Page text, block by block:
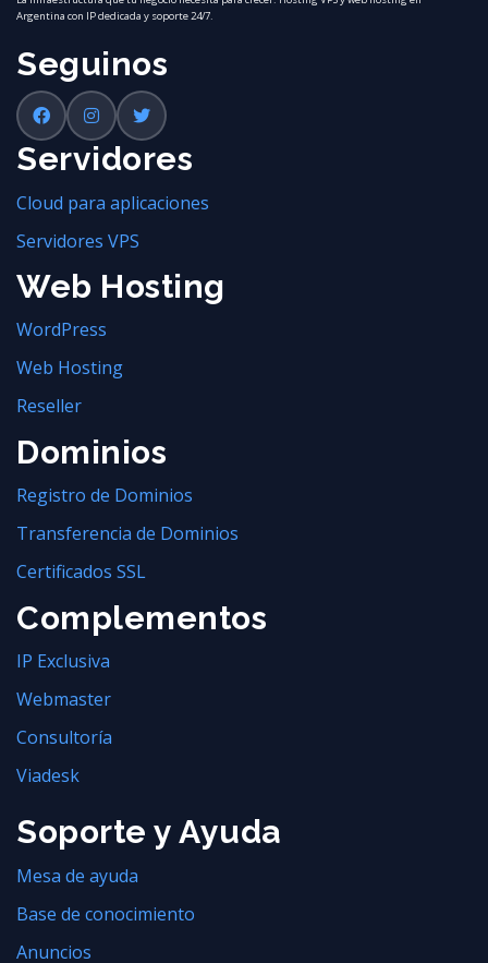
Argentina con IP dedicada y soporte 24/7.
Seguinos
Servidores
Cloud para aplicaciones
Servidores VPS
Web Hosting
WordPress
Web Hosting
Reseller
Dominios
Registro de Dominios
Transferencia de Dominios
Certificados SSL
Complementos
IP Exclusiva
Webmaster
Consultoría
Viadesk
Soporte y Ayuda
Mesa de ayuda
Base de conocimiento
Anuncios